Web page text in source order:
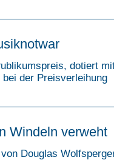
dotiert
der Preisverleihung
Windeln verweht
Douglas